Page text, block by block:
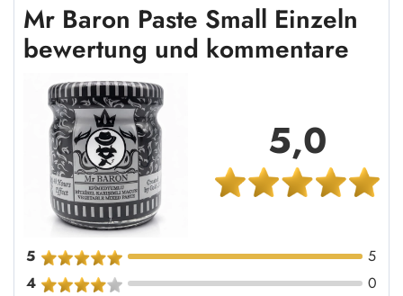
Mr Baron Paste Small Einzeln
bewertung und kommentare
5,0
5
5
4
0